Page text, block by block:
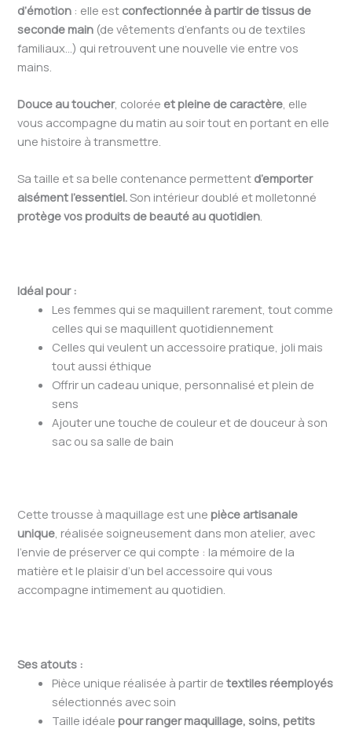
d’émotion : elle est confectionnée à partir de tissus de
seconde main (de vêtements d’enfants ou de textiles
familiaux…) qui retrouvent une nouvelle vie entre vos
mains.
Douce au toucher, colorée et pleine de caractère , elle
vous accompagne du matin au soir tout en portant en elle
une histoire à transmettre.
Sa taille et sa belle contenance permettent d’emporter
aisément l’essentiel.Son intérieur doublé et molletonné
protège vos produits de beauté au quotidien.
Idéal pour :
Les femmes qui se maquillent rarement, tout comme
celles qui se maquillent quotidiennement
Celles qui veulent un accessoire pratique, joli mais
tout aussi éthique
Offrir un cadeau unique, personnalisé et plein de
sens
Ajouter une touche de couleur et de douceur à son
sac ou sa salle de bain
Cette trousse à maquillage est unepièce artisanale
unique, réalisée soigneusement dans mon atelier, avec
l’envie de préserver ce qui compte : la mémoire de la
matière et le plaisir d’un bel accessoire qui vous
accompagne intimement au quotidien.
Ses atouts :
Pièce unique réalisée à partir detextiles réemployés
sélectionnés avec soin
Taille idéale pour ranger maquillage, soins, petits